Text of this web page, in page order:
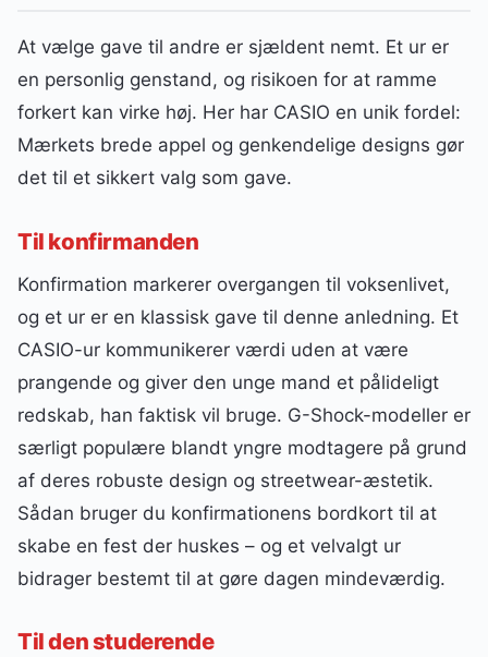
At vælge gave til andre er sjældent nemt. Et ur er
en personlig genstand, og risikoen for at ramme
forkert kan virke høj. Her har CASIO en unik fordel:
Mærkets brede appel og genkendelige designs gør
det til et sikkert valg som gave.
Til konfirmanden
Konfirmation markerer overgangen til voksenlivet,
og et ur er en klassisk gave til denne anledning. Et
CASIO-ur kommunikerer værdi uden at være
prangende og giver den unge mand et pålideligt
redskab, han faktisk vil bruge. G-Shock-modeller er
særligt populære blandt yngre modtagere på grund
af deres robuste design og streetwear-æstetik.
Sådan bruger du konfirmationens bordkort til at
skabe en fest der huskes – og et velvalgt ur
bidrager bestemt til at gøre dagen mindeværdig.
Til den studerende